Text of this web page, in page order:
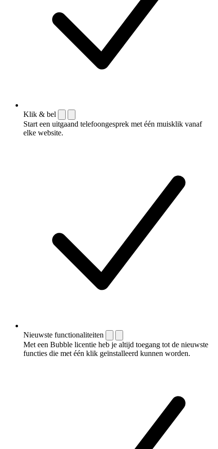
Klik & bel
Start een uitgaand telefoongesprek met één muisklik vanaf
elke website.
Nieuwste functionaliteiten
Met een Bubble licentie heb je altijd toegang tot de nieuwste
functies die met één klik geïnstalleerd kunnen worden.